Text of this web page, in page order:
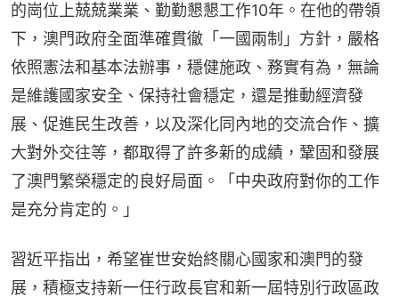
的崗位上兢兢業業、勤勤懇懇工作10年。在他的帶領
下，澳門政府全面準確貫徹「一國兩制」方針，嚴格
依照憲法和基本法辦事，穩健施政、務實有為，無論
是維護國家安全、保持社會穩定，還是推動經濟發
展、促進民生改善，以及深化同內地的交流合作、擴
大對外交往等，都取得了許多新的成績，鞏固和發展
了澳門繁榮穩定的良好局面。「中央政府對你的工作
是充分肯定的。」
習近平指出，希望崔世安始終關心國家和澳門的發
展，積極支持新一任行政長官和新一屆特別行政區政